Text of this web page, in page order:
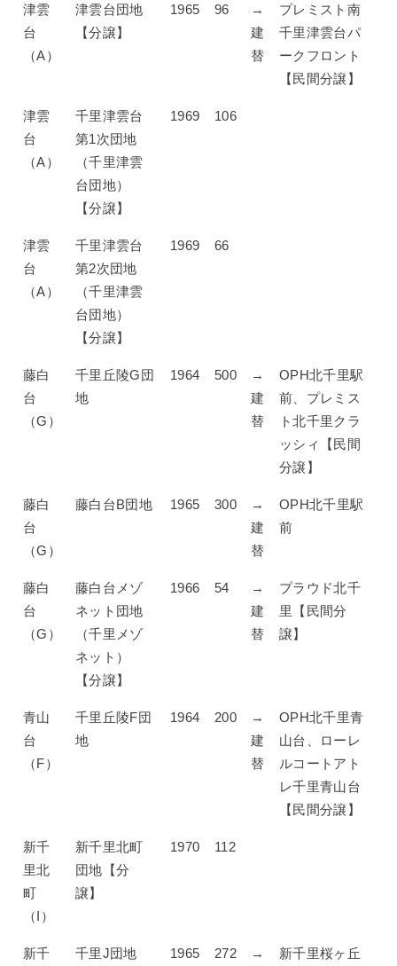
津雲
台
（A）
津雲台団地
【分譲】
1965 96
→
建
替
プレミスト南
千里津雲台パ
ークフロント
【民間分譲】
津雲
台
（A）
千里津雲台
第1次団地
（千里津雲
台団地）
【分譲】
1969 106
津雲
台
（A）
千里津雲台
第2次団地
（千里津雲
台団地）
【分譲】
1969 66
藤白
台
（G）
千里丘陵G団
地
1964 500
→
建
替
OPH北千里駅
前、プレミス
ト北千里クラ
ッシィ【民間
分譲】
藤白
台
（G）
藤白台B団地 1965 300
→
建
替
OPH北千里駅
前
藤白
台
（G）
藤白台メゾ
ネット団地
（千里メゾ
ネット）
【分譲】
1966 54
→
建
替
プラウド北千
里【民間分
譲】
青山
台
（F）
千里丘陵F団
地
1964 200
→
建
替
OPH北千里青
山台、ローレ
ルコートアト
レ千里青山台
【民間分譲】
新千
里北
町
（I）
新千里北町
団地【分
譲】
1970 112
新千
千里J団地
1965 272
→
新千里桜ヶ丘